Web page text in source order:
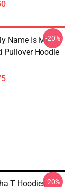
Name Is My
Pullover Hoodie
-20%
T Hoodies-20%